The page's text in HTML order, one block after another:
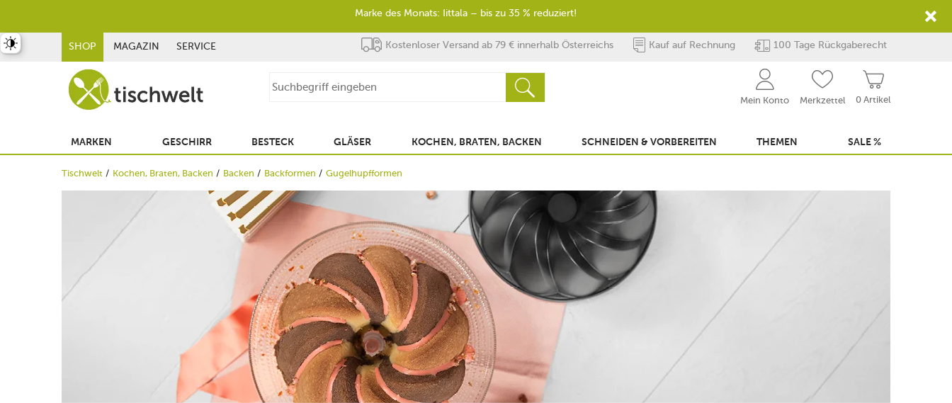
SHOP MAGAZIN SERVICE Kostenloser Versand ab 79 € innerhalb Österreichs Kauf auf Rechnung 100 Tage Rückgaberecht
0 Artikel
Mein Konto Merkzettel
MARKEN GESCHIRR BESTECK GLÄSER KOCHEN, BRATEN, BACKEN SCHNEIDEN & VORBEREITEN THEMEN SALE %
Tischwelt Kochen, Braten, Backen Backen Backformen Gugelhupfformen
umschalten
Marke des Monats: Iittala – bis zu 35 % reduziert!